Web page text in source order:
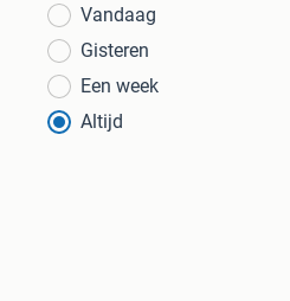
Vandaag
Gisteren
Een week
Altijd